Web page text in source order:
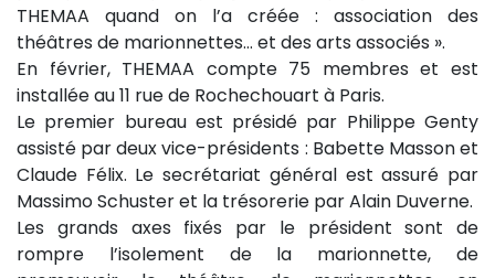
THEMAA quand on l’a créée : association des
théâtres de marionnettes… et des arts associés ».
En février, THEMAA compte 75 membres et est
installée au 11 rue de Rochechouart à Paris.
Le premier bureau est présidé par Philippe Genty
assisté par deux vice-présidents : Babette Masson et
Claude Félix. Le secrétariat général est assuré par
Massimo Schuster et la trésorerie par Alain Duverne.
Les grands axes fixés par le président sont de
rompre l’isolement de la marionnette, de